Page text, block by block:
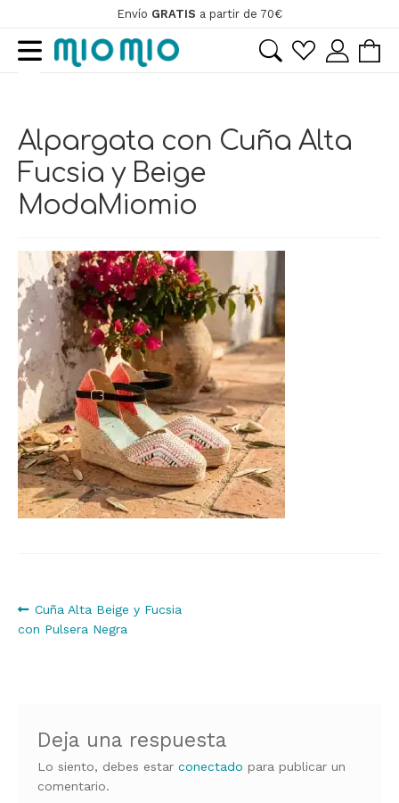
Envío GRATIS a partir de 70€
Ir
a
Ir
al
Alpargata con Cuña Alta
Fucsia y Beige
ModaMiomio
Navegación
de
Anterior:
Cuña Alta Beige y Fucsia
con Pulsera Negra
Deja una respuesta
Lo siento, debes estarconectado para publicar un
comentario.